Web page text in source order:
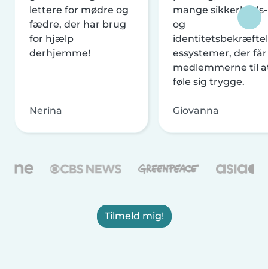
lettere for mødre og
fædre, der har brug
for hjælp
derhjemme!
Nerina
mange sikkerheds-
og
essystemer, der får
medlemmerne til
føle sig trygge.
Giovanna
Tilmeld mig!